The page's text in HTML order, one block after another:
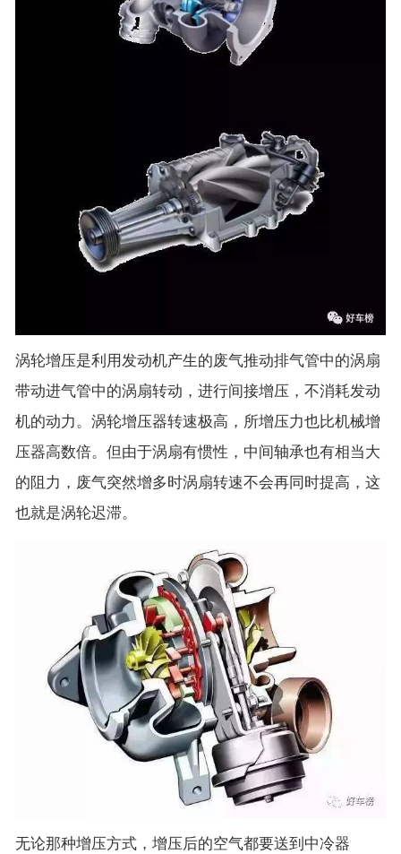
涡轮增压是利用发动机产生的废气推动排气管中的涡扇
带动进气管中的涡扇转动，进行间接增压，不消耗发动
机的动力。涡轮增压器转速极高，所增压力也比机械增
压器高数倍。但由于涡扇有惯性，中间轴承也有相当大
的阻力，废气突然增多时涡扇转速不会再同时提高，这
也就是涡轮迟滞。
无论那种增压方式，增压后的空气都要送到中冷器